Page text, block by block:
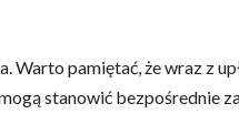
pamiętać, że wraz z
stanowić bezpośrednie